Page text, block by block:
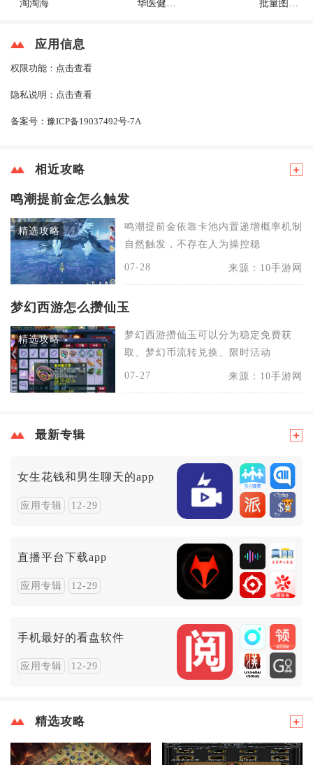
淘淘海
华医健康
批量图片
应用信息
权限功能： 点击查看
隐私说明： 点击查看
备案号： 豫ICP备19037492号-7A
相近攻略
鸣潮提前金怎么触发
精选攻略
鸣潮提前金依靠卡池内置递增概率机制
自然触发，不存在人为操控稳
07-28 来源：10手游网
梦幻西游怎么攒仙玉
精选攻略
梦幻西游攒仙玉可以分为稳定免费获
取、梦幻币流转兑换、限时活动
07-27 来源：10手游网
最新专辑
女生花钱和男生聊天的app
应用专辑 12-29
直播平台下载app
应用专辑 12-29
手机最好的看盘软件
应用专辑 12-29
精选攻略